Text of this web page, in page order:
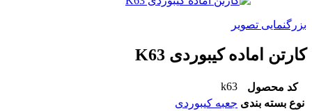
بزرگنمایی تصویر
کارتن اماده کیبوردی K63
کد محصول
k63
نوع بسته بندی جعبه کیبوردی